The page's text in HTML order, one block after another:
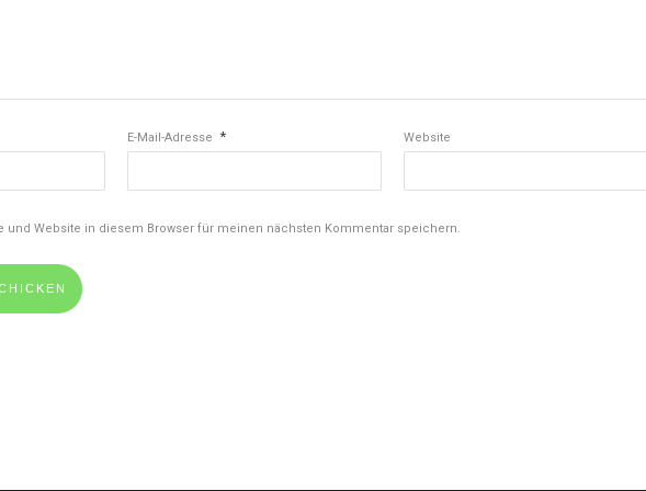
E-Mail-Adresse * Website
und Website in diesem Browser für meinen nächsten Kommentar speichern.